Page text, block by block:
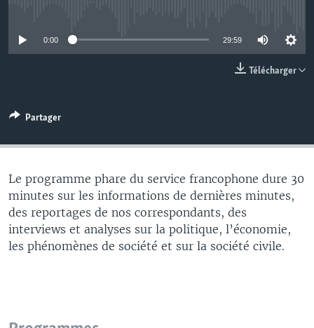
0:00 29:59
Télécharger
Partager
Le programme phare du service francophone dure 30
minutes sur les informations de dernières minutes,
des reportages de nos correspondants, des
interviews et analyses sur la politique, l’économie,
les phénomènes de société et sur la société civile.